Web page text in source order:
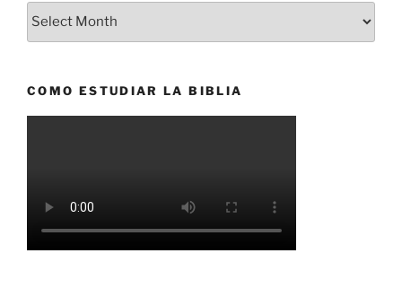
Archivados
COMO ESTUDIAR LA BIBLIA